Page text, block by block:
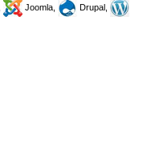
Joomla,
Drupal,